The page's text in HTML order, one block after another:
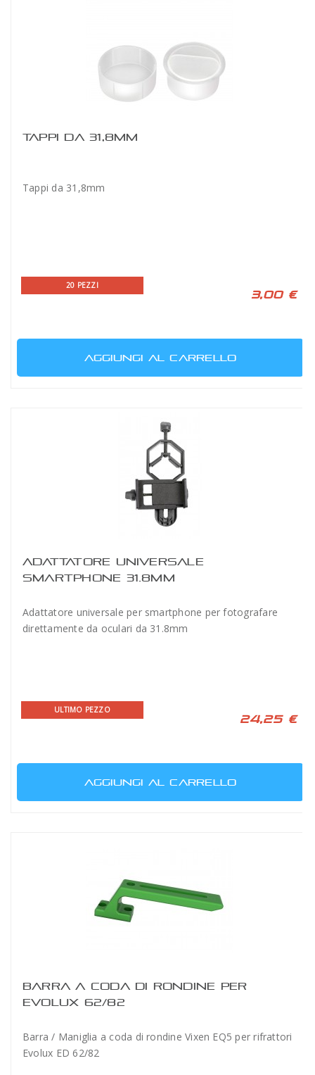
TAPPI DA 31,8MM
Tappi da 31,8mm
20 PEZZI
3,00 €
AGGIUNGI AL CARRELLO
ADATTATORE UNIVERSALE
SMARTPHONE 31.8MM
Adattatore universale per smartphone per fotografare
direttamente da oculari da 31.8mm
ULTIMO PEZZO
24,25 €
AGGIUNGI AL CARRELLO
BARRA A CODA DI RONDINE PER
EVOLUX 62/82
Barra / Maniglia a coda di rondine Vixen EQ5 per rifrattori
Evolux ED 62/82